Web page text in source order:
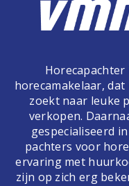
horecamakelaar,
zoekt naar leuke
verkopen.
gespecialiseerd
pachters voor
ervaring met
zijn op zich erg